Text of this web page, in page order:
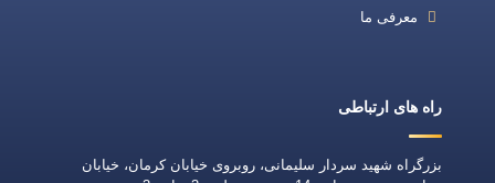
معرفی ما
راه های ارتباطی
بزرگراه شهید سردار سلیمانی، روبروی خیابان کرمان، خیابان